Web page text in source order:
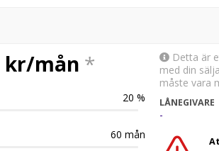
kr/mån *
20 %
60 mån
Detta är
med din
måste vara
LÅNEGIVARE
-